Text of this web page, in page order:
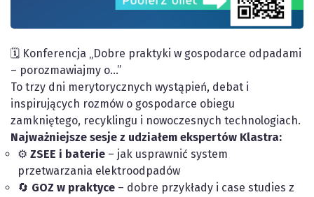
🗓 Konferencja „Dobre praktyki w gospodarce odpadami
– porozmawiajmy o…”
To trzy dni merytorycznych wystąpień, debat i
inspirujących rozmów o gospodarce obiegu
zamkniętego, recyklingu i nowoczesnych technologiach.
Najważniejsze sesje z udziałem ekspertów Klastra:
⚙️ ZSEE i baterie – jak usprawnić system
przetwarzania elektroodpadów
🔄 GOZ w praktyce – dobre przykłady i case studies z